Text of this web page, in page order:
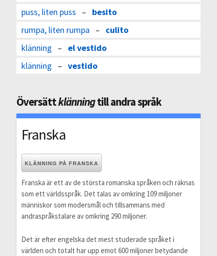
puss, liten puss – besito
rumpa, liten rumpa – culito
klänning – el vestido
klänning – vestido
Översättklänningtill andra språk
Franska
KLÄNNING PÅ FRANSKA
Franska är ett av de största romanska språken och räknas
som ett världsspråk. Det talas av omkring 109 miljoner
människor som modersmål och tillsammans med
andraspråkstalare av omkring 290 miljoner.
Det är efter engelska det mest studerade språket i
världen och totalt har upp emot 600 miljoner betydande